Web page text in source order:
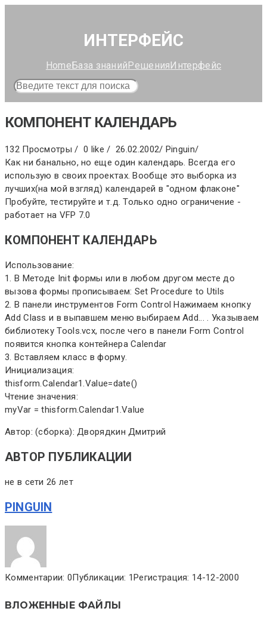
ИНТЕРФЕЙС
HomeБаза знанийРешенияИнтерфейс
КОМПОНЕНТ КАЛЕНДАРЬ
132 Просмотры / 0 like / 26.02.2002/ Pinguin/
Как ни банально, но еще один календарь. Всегда его
использую в своих проектах. Вообще это выборка из
лучших(на мой взгляд) календарей в "одном флаконе"
Пробуйте, тестируйте и т.д. Только одно ограничение -
работает на VFP 7.0
КОМПОНЕНТ КАЛЕНДАРЬ
Использование:
1. В Методе Init формы или в любом другом месте до
вызова формы прописываем: Set Procedure to Utils
2. В панели инструментов Form Control Нажимаем кнопку
Add Class и в выпавшем меню выбираем Add... . Указываем
библиотеку Tools.vcx, после чего в панели Form Control
появится кнопка контейнера Calendar
3. Вставляем класс в форму.
Инициализация:
thisform.Calendar1.Value=date()
Чтение значения:
myVar = thisform.Calendar1.Value
Автор: (сборка): Дворядкин Дмитрий
АВТОР ПУБЛИКАЦИИ
не в сети 26 лет
PINGUIN
Комментарии: 0Публикации: 1Регистрация: 14-12-2000
ВЛОЖЕННЫЕ ФАЙЛЫ